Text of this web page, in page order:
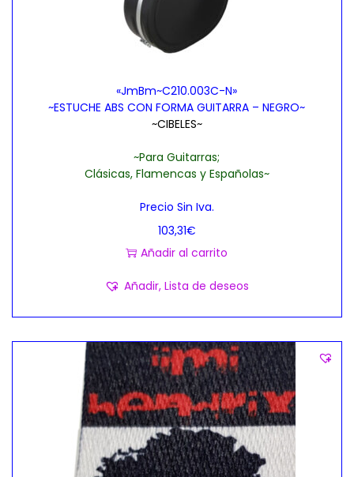
«JmBm~C210.003C-N»
~ESTUCHE ABS CON FORMA GUITARRA – NEGRO~
~CIBELES~
~Para Guitarras;
Clásicas, Flamencas y Españolas~
Precio Sin Iva.
103,31€
Añadir al carrito
Añadir, Lista de deseos